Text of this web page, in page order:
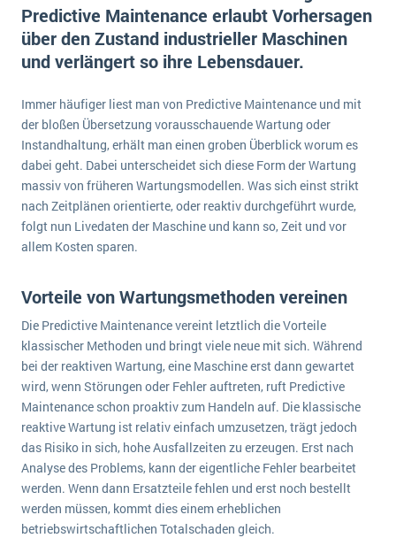
Suche
Vergleich
Einführung
Schulung
Auswertung
Service und Wartung
E-commerce
Einzelhandel
Finanzen
Grosshandel
Handel
Handwerk
Health Care
IKT
Installation
Maschinenbau
Medien
NGO
Lebensmittelindustrie
Logistik
Produktion
Immobilien
Services
Textil und Mode
Die 4 Komponenten eines CRM-Systems
5 Funktionen einer ERP-Software für Konzerne
Was ist Data Mining? - Ein Leitfaden für Unternehmen
Mehr über ERP-Software
Ein WMS implementieren: Das sind die 6
wichtigsten Punkte, die es zu beachten gilt
Service Level Agreements (SLA) und ERP: Was muss man wissen?
ERP-Software für Abfallentsorger
Digitale Arbeitsaufträge in Ihrem ERP- oder FSM-System: clever und effizient
Offene Stellen bei ERP-Lieferanten
Über uns
Impressum
Kontakt
Predictive Maintenance erlaubt Vorhersagen
über den Zustand industrieller Maschinen
und verlängert so ihre Lebensdauer.
Immer häufiger liest man von Predictive Maintenance und mit
der bloßen Übersetzung vorausschauende Wartung oder
Instandhaltung, erhält man einen groben Überblick worum es
dabei geht. Dabei unterscheidet sich diese Form der Wartung
massiv von früheren Wartungsmodellen. Was sich einst strikt
nach Zeitplänen orientierte, oder reaktiv durchgeführt wurde,
folgt nun Livedaten der Maschine und kann so, Zeit und vor
allem Kosten sparen.
Vorteile von Wartungsmethoden vereinen
Die Predictive Maintenance vereint letztlich die Vorteile
klassischer Methoden und bringt viele neue mit sich. Während
bei der reaktiven Wartung, eine Maschine erst dann gewartet
wird, wenn Störungen oder Fehler auftreten, ruft Predictive
Maintenance schon proaktiv zum Handeln auf. Die klassische
reaktive Wartung ist relativ einfach umzusetzen, trägt jedoch
das Risiko in sich, hohe Ausfallzeiten zu erzeugen. Erst nach
Analyse des Problems, kann der eigentliche Fehler bearbeitet
werden. Wenn dann Ersatzteile fehlen und erst noch bestellt
werden müssen, kommt dies einem erheblichen
betriebswirtschaftlichen Totalschaden gleich.